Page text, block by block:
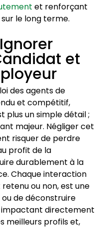
et renforçant
le long terme.
et
des agents de
et compétitif,
plus un simple détail ;
majeur. Négliger cet
risquer de perdre
profit de la
durablement à la
Chaque interaction
retenu ou non, est une
de déconstruire
directement
meilleurs profils et,